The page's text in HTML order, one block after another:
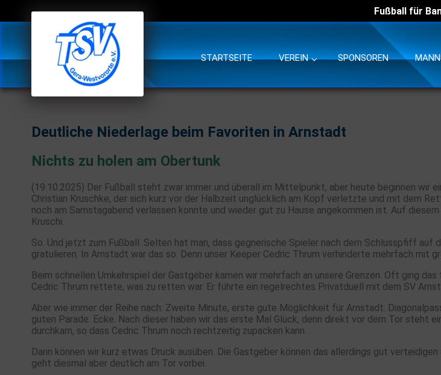
Fußball für
STARTSEITE VEREIN SPONSOREN
Deutliche Niederlage beim Favoriten in Arnstadt
Nichts zu holen am Obertunk
(19.10.2025) Der Fußball steht zwar immer und überall im Mittelpunkt, aber heute beginnen wir
Christian Kruschke, der sich kurz vor der Halbzeit unglücklich am Kopf verletzte und mit dem
noch am Samstagabend verlassen konnte und wieder gut zu Hause angekommen ist. Auf
Kruschi.
So. Und jetzt zum Fußball. Selten hat man, dass gegnerische Spieler nach dem Schlusspfiff
gratulieren. In Arnstadt war das so. Denn unser Keeper Cedric Thrum verhinderte mehrfach mit
Beim schnellen Umkehrspiel der Gastgeber kamen wir mehrfach an unsere Grenzen. Oft ging
Cedric Thrum rettete, was zu retten war. Er führte ein regelrechtes Privatduell mit dem SV
Aber wie immer der Reihe nach: Zweite Minute, erste gute Möglichkeit für Arnstadt.
guten Parade. Ecke. Nach dieser haben wir das erste Mal Glück, denn direkt vor dem Tor steht
durchkam, so dass Cedric Thrum noch rechtzeitig zupacken kann.
Dann können wir kurz etwas Druck ausüben. Die Gastgeber können das allerdings gut
geht diesmal aber deutlich am Tor vorbei.